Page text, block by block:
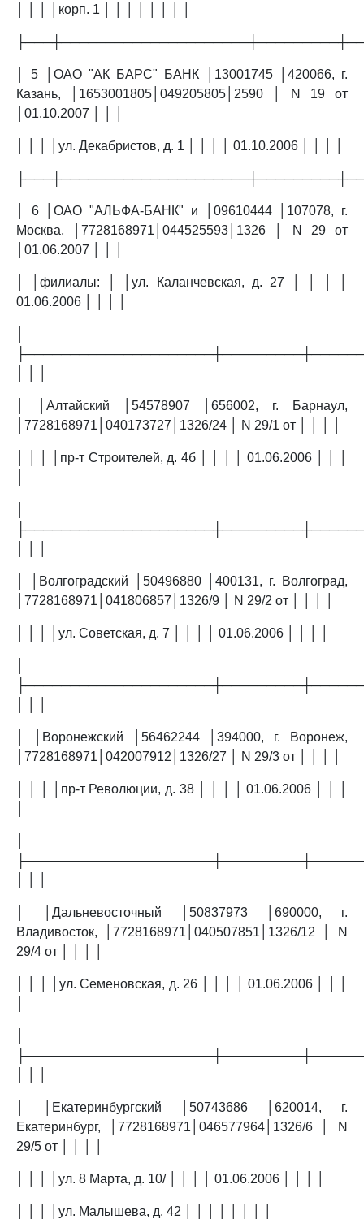
│ │ │ │корп. 1 │ │ │ │ │ │ │ │
│ 5 │ОАО "АК БАРС" БАНК │13001745 │420066, г.
Казань, │1653001805│049205805│2590 │ N 19 от
│01.10.2007 │ │ │
│ │ │ │ул. Декабристов, д. 1 │ │ │ │ 01.10.2006 │ │ │ │
│ 6 │ОАО "АЛЬФА-БАНК" и │09610444 │107078, г.
Москва, │7728168971│044525593│1326 │ N 29 от
│01.06.2007 │ │ │
│ │филиалы: │ │ул. Каланчевская, д. 27 │ │ │ │
01.06.2006 │ │ │ │
│ │Алтайский │54578907 │656002, г. Барнаул,
│7728168971│040173727│1326/24 │ N 29/1 от │ │ │ │
│ │ │ │пр-т Строителей, д. 4б │ │ │ │ 01.06.2006 │ │ │
│ │Волгоградский │50496880 │400131, г. Волгоград,
│7728168971│041806857│1326/9 │ N 29/2 от │ │ │ │
│ │ │ │ул. Советская, д. 7 │ │ │ │ 01.06.2006 │ │ │ │
│ │Воронежский │56462244 │394000, г. Воронеж,
│7728168971│042007912│1326/27 │ N 29/3 от │ │ │ │
│ │ │ │пр-т Революции, д. 38 │ │ │ │ 01.06.2006 │ │ │
│ │Дальневосточный │50837973 │690000, г.
Владивосток, │7728168971│040507851│1326/12 │ N
29/4 от │ │ │ │
│ │ │ │ул. Семеновская, д. 26 │ │ │ │ 01.06.2006 │ │ │
│ │Екатеринбургский │50743686 │620014, г.
Екатеринбург, │7728168971│046577964│1326/6 │ N
29/5 от │ │ │ │
│ │ │ │ул. 8 Марта, д. 10/ │ │ │ │ 01.06.2006 │ │ │ │
│ │ │ │ул. Малышева, д. 42 │ │ │ │ │ │ │ │